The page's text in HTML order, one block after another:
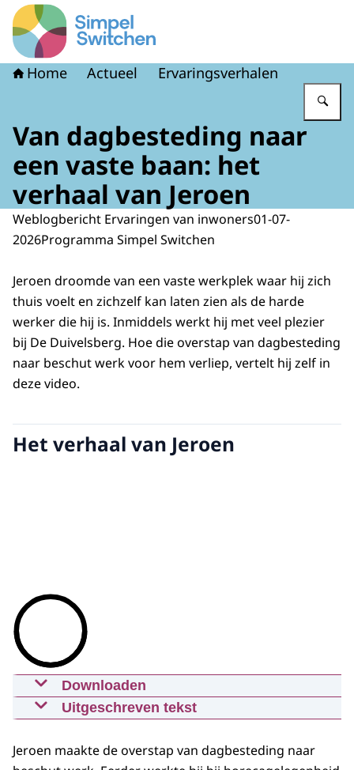
Naar de homepage van Simpel Switchen
Home Actueel Ervaringsverhalen
Van dagbesteding naar
een vaste baan: het
verhaal van Jeroen
Weblogbericht Ervaringen van inwoners01-07-
2026Programma Simpel Switchen
Jeroen droomde van een vaste werkplek waar hij zich
thuis voelt en zichzelf kan laten zien als de harde
werker die hij is. Inmiddels werkt hij met veel plezier
bij De Duivelsberg. Hoe die overstap van dagbesteding
naar beschut werk voor hem verliep, vertelt hij zelf in
deze video.
Het verhaal van Jeroen
Downloaden
Van dagbesteding naar een vaste
baan: het verhaal van Jeroen
30-06-2026 5:16 mp4 768 MB
Uitgeschreven tekst
gemaakt
Jeroen maakte de overstap van dagbesteding naar